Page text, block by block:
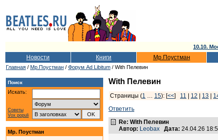
10.10.
Новости Книги Мр.Поустман
Главная / Мр.Поустман / Форум Ad Libitum / With Пелевин
Поиск
Искать:
Советы
Vox populi
Мр. Поустман
With Пелевин
Страницы (1 … 15): [<<] 11 12 13
Ответить
Re: With Пелевин
Автор: Leobax Дата: 24.04.26